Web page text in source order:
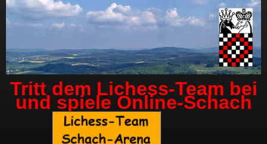
Tritt dem Lichess-Team bei
und spiele Online-Schach